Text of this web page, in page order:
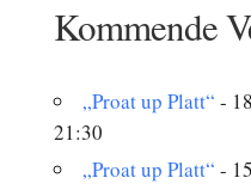
Kommende
„Proat up Platt“ -
21:30
„Proat up Platt“ -